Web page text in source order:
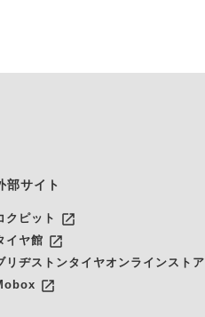
部サイト
クピット launch
イヤ館 launch
リヂストンタイヤオンラインストア
launch